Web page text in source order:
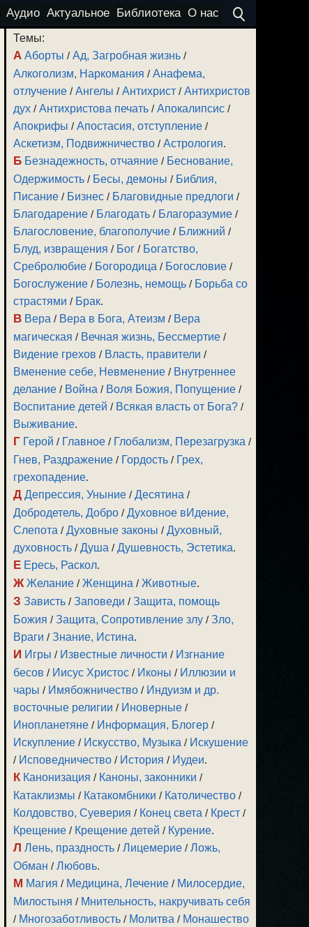
Аудио Актуальное Библиотека О нас
Темы:
А Аборты /Ад, Загробная жизнь /
Алкоголизм, Наркомания /Анафема,
отлучение /Ангелы /Антихрист /Антихристов
дух /Антихристова печать /Апокалипсис /
Апокрифы /Апостасия, отступление /
Аскетизм, Подвижничество /Астрология.
Б Безнадежность, отчаяние / Беснование,
Одержимость / Бесы, демоны / Библия,
Писание / Бизнес / Благовидные предлоги /
Благодарение / Благодать / Благоразумие /
Благословение, благополучие / Ближний /
Блуд, извращения / Бог / Богатство,
Сребролюбие / Богородица / Богословие /
Богослужение / Болезнь, немощь / Борьба со
страстями / Брак.
В Вера / Вера в Бога, Атеизм / Вера
магическая / Вечная жизнь, Бессмертие /
Видение грехов / Власть, правители /
Вменение себе, Невменение / Внутреннее
делание / Война / Воля Божия, Попущение /
Воспитание детей / Всякая власть от Бога? /
Выживание.
Г Герой / Главное / Глобализм, Перезагрузка /
Гнев, Раздражение / Гордость / Грех,
грехопадение.
Д Депрессия, Уныние /Десятина /
Добродетель, Добро /Духовное вИдение,
Слепота /Духовные законы /Духовный,
духовность /Душа /Душевность, Эстетика.
Е Ересь, Раскол.
Ж Желание /Женщина /Животные.
З Зависть /Заповеди /Защита, помощь
Божия /Защита, Сопротивление злу /Зло,
Враги /Знание, Истина.
И Игры / Известные личности / Изгнание
бесов / Иисус Христос / Иконы / Иллюзии и
чары / Имябожничество / Индуизм и др.
восточные религии / Иноверные /
Инопланетяне / Информация, Блогер /
Искупление / Искусство, Музыка / Искушение
/ Исповедничество / История / Иудеи.
К Канонизация / Каноны, законники /
Катаклизмы / Катакомбники / Католичество /
Колдовство, Суеверия / Конец света / Крест /
Крещение / Крещение детей / Курение.
Л Лень, праздность /Лицемерие /Ложь,
Обман /Любовь.
М Магия / Медицина, Лечение / Милосердие,
Милостыня / Мнительность, накручивать себя
/ Многозаботливость / Молитва / Монашество